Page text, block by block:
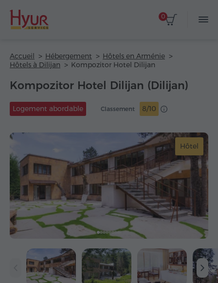
0
Accueil Hébergement
Hôtels en Arménie
Hôtels à Dilijan
Kompozitor Hotel Dilijan
Kompozitor Hotel Dilijan (Dilijan)
Logement abordable Classement 8/10
Hôtel